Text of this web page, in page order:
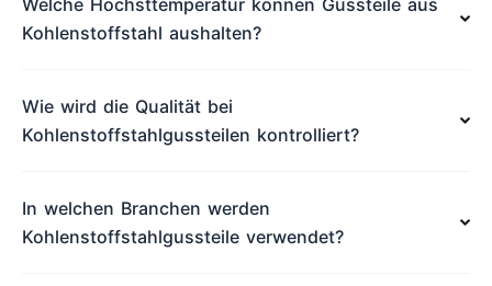
Welche Höchsttemperatur können Gussteile aus
Kohlenstoffstahl aushalten?
Wie wird die Qualität bei
Kohlenstoffstahlgussteilen kontrolliert?
In welchen Branchen werden
Kohlenstoffstahlgussteile verwendet?